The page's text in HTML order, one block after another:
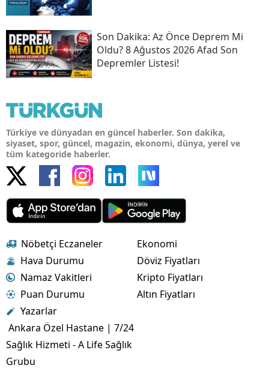
Son Daki̇ka: Az Önce Deprem Mi
Oldu? 8 Ağustos 2026 Afad Son
Depremler Listesi!
Türkiye ve dünyadan en güncel haberler. Son dakika,
siyaset, spor, güncel, magazin, ekonomi, dünya, yerel ve
tüm kategoride haberler.
Nöbetçi Eczaneler
Hava Durumu
Namaz Vakitleri
Puan Durumu
Yazarlar
Ankara Özel Hastane | 7/24
Sağlık Hizmeti - A Life Sağlık
Grubu
Ekonomi
Döviz Fiyatları
Kripto Fiyatları
Altın Fiyatları